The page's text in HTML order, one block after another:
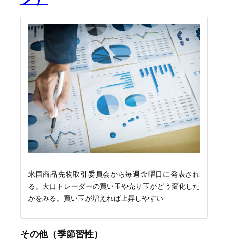
米国商品先物取引委員会から毎週金曜日に発表され
る。大口トレーダーの買い玉や売り玉がどう変化した
かをみる。買い玉が増えれば上昇しやすい
その他（季節習性）